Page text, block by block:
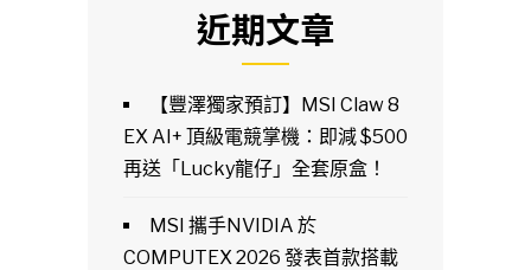
近期文章
【豐澤獨家預訂】MSI Claw 8
EX AI+ 頂級電競掌機：即減 $500
再送「Lucky龍仔」全套原盒！
MSI 攜手NVIDIA 於
COMPUTEX 2026 發表首款搭載